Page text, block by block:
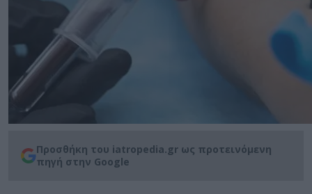
Προσθήκη του iatropedia.gr ως προτεινόμενη
πηγή στην Google